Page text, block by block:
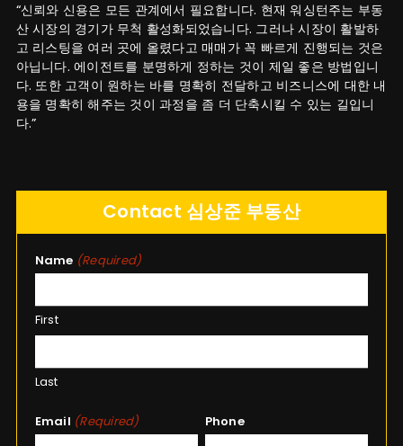
“신뢰와 신용은 모든 관계에서 필요합니다. 현재 워싱턴주는 부동
산 시장의 경기가 무척 활성화되었습니다. 그러나 시장이 활발하
고 리스팅을 여러 곳에 올렸다고 매매가 꼭 빠르게 진행되는 것은
아닙니다. 에이전트를 분명하게 정하는 것이 제일 좋은 방법입니
다. 또한 고객이 원하는 바를 명확히 전달하고 비즈니스에 대한 내
용을 명확히 해주는 것이 과정을 좀 더 단축시킬 수 있는 길입니
다.”
Contact 심상준 부동산
Name (Required)
First
Last
Email (Required) Phone